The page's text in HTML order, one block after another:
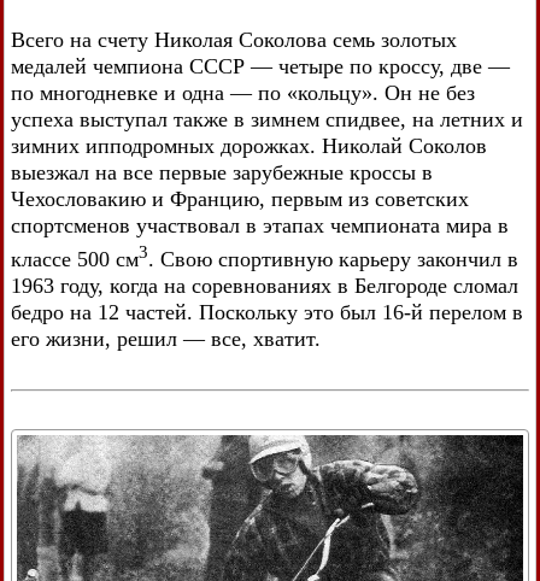
Всего на счету Николая Соколова семь золотых
медалей чемпиона СССР — четыре по кроссу, две —
по многодневке и одна — по «кольцу». Он не без
успеха выступал также в зимнем спидвее, на летних и
зимних ипподромных дорожках. Николай Соколов
выезжал на все первые зарубежные кроссы в
Чехословакию и Францию, первым из советских
спортсменов участвовал в этапах чемпионата мира в
классе 500 см3. Свою спортивную карьеру закончил в
1963 году, когда на соревнованиях в Белгороде сломал
бедро на 12 частей. Поскольку это был 16-й перелом в
его жизни, решил — все, хватит.